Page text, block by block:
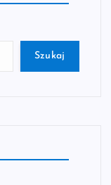
Szukaj